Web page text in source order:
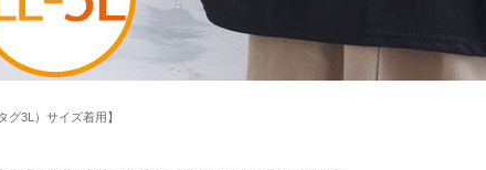
3L）サイズ着用】